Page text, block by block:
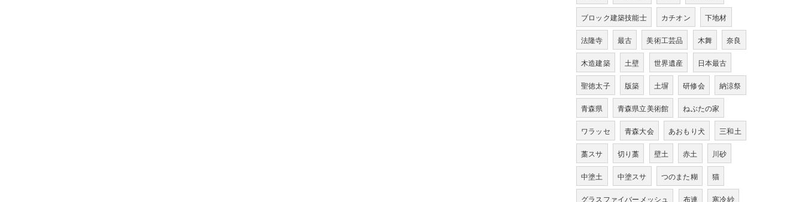
ブロック建築技能士 カチオン 下地材
法隆寺 最古 美術工芸品 木舞 奈良
木造建築 土壁 世界遺産 日本最古
聖徳太子 版築 土塀 研修会 納涼祭
青森県 青森県立美術館 ねぶたの家
ワラッセ 青森大会 あおもり犬 三和土
藁スサ 切り藁 壁土 赤土 川砂
中塗土 中塗スサ つのまた糊 猫
グラスファイバーメッシュ 布連 寒冷紗